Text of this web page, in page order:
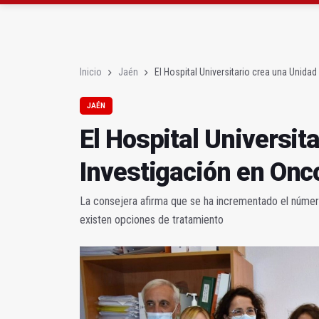
Inicio Jaén El Hospital Universitario crea una
JAÉN
El Hospital
Investigación en
La consejera afirma que se ha incrementado el
existen opciones de tratamiento